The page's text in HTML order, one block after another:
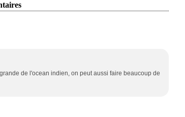
de l'ocean indien, on peut aussi faire beaucoup de